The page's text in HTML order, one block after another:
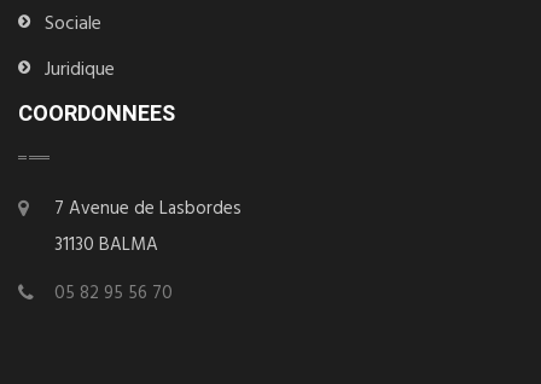
Sociale
Juridique
COORDONNEES
7 Avenue de Lasbordes
31130 BALMA
05 82 95 56 70